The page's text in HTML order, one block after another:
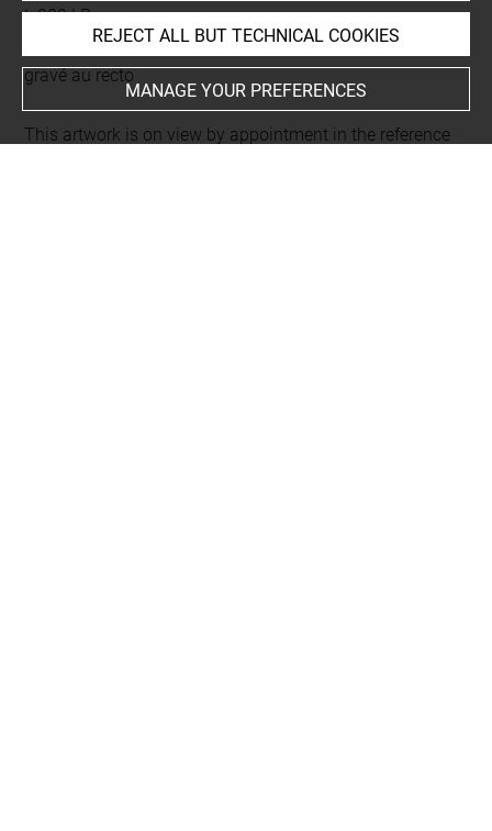
L 209 LR
gravé au recto
This artwork is on view by appointment in the reference
REJECT ALL BUT TECHNICAL COOKIES
MANAGE YOUR PREFERENCES